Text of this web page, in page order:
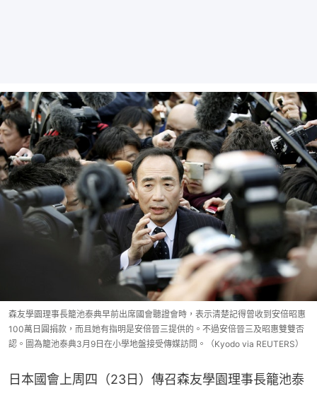
森友學園理事長籠池泰典早前出席國會聽證會時，表示清楚記得曾收到安倍昭惠
100萬日圓捐款，而且她有指明是安倍晉三提供的。不過安倍晉三及昭惠雙雙否
認。圖為籠池泰典3月9日在小學地盤接受傳媒訪問。（Kyodo via REUTERS）
日本國會上周四（23日）傳召森友學園理事長籠池泰